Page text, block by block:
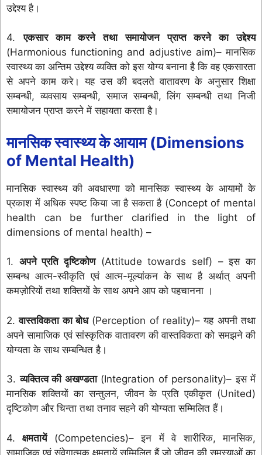
उद्देश्य है।
4.एकसार काम करने तथा समायोजन प्राप्त करने का उद्देश्य
(Harmonious functioning and adjustive aim)– मानसिक
स्वास्थ्य का अन्तिम उद्देश्य व्यक्ति को इस योग्य बनाना है कि वह एकसारता
से अपने काम करे। यह उस की बदलते वातावरण के अनुसार शिक्षा
सम्बन्धी, व्यवसाय सम्बन्धी, समाज सम्बन्धी, लिंग सम्बन्धी तथा निजी
समायोजन प्राप्त करने में सहायता करता है।
मानसिक स्वास्थ्य के आयाम (Dimensions
of Mental Health)
मानसिक स्वास्थ्य की अवधारणा को मानसिक स्वास्थ्य के आयामों के
प्रकाश में अधिक स्पष्ट किया जा है सकता है (Concept of mental
health can be further clarified in the light of
dimensions of mental health) –
1. अपने प्रति दृष्टिकोण(Attitude towards self) – इस का
सम्बन्ध आत्म-स्वीकृति एवं आत्म-मूल्यांकन के साथ है अर्थात् अपनी
कमज़ोरियों तथा शक्तियों के साथ अपने आप को पहचानना ।
2.वास्तविकता का बोध(Perception of reality)– यह अपनी तथा
अपने सामाजिक एवं सांस्कृतिक वातावरण की वास्तविकता को समझने की
योग्यता के साथ सम्बन्धित है।
3.व्यक्तित्व की अखण्डता(Integration of personality)– इस में
मानसिक शक्तियों का सन्तुलन, जीवन के प्रति एकीकृत (United)
दृष्टिकोण और चिन्ता तथा तनाव सहने की योग्यता सम्मिलित हैं।
4.क्षमतायें(Competencies)– इन में वे शारीरिक, मानसिक,
सामाजिक एवं संवेगात्मक क्षमतायें सम्मिलित हैं जो जीवन की समस्याओं का